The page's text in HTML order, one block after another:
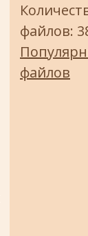
файлов:
файлов